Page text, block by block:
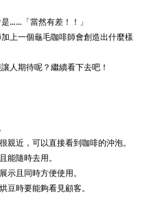
……「當然有差！！」
上一個龜毛咖啡師會創造出什麼樣
人期待呢？繼續看下去吧！
親近，可以直接看到咖啡的沖泡。
能隨時去用。
示且同時方便使用。
豆時要能夠看見顧客。